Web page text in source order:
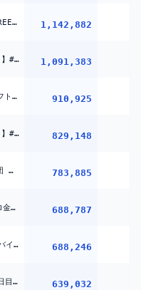
VTuber最協決定戦 Ver.STREET FIGHTER 6 第二幕 Day1 本配信 【#V最協第二幕】 1,142,882
【スト6】 国宝 【 V最本番 】#KSKWIN 1,091,383
にじさんじ甲子園2026 ドラフト会議【 #にじ甲2026 】 910,925
【スト6】 吉沢 【 V最本番 】#KSKWIN 829,148
【VCR Rust】ボソボソ海賊団 【喉警戒】 783,885
【Minecraft】最終日 #ホロ金策サバイバル2 お金を稼ぎたい( ^ω^ ) DAY5 ぺこ！【ホロライブ/兎田ぺこら】 688,787
【Minecraft】#ホロ金策サバイバル2 お金を稼ぎたい( ^ω^ ) DAY4 ぺこ!【ホロライブ/兎田ぺこら】 688,246
【#ホロ金策サバイバル2】４日目！！！もうこうなったらやるしかねぇよ・・・・【ホロライブ/さくらみこ】 639,032